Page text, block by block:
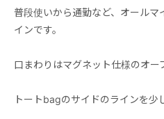
普段使いから通勤など、オール
インです。
口まわりはマグネット仕様のオー
トートbagのサイドのラインを少